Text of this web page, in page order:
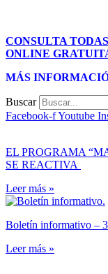
CONSULTA
ONLINE
MÁS
Buscar
Facebook-fYoutube
EL PROGRAMA
SE REACTIVA
Leer más »
Boletín informativo –
Leer más »